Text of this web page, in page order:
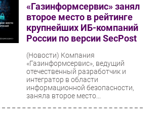
«Газинформсервис» занял
второе место в рейтинге
крупнейших ИБ-компаний
России по версии SecPost
(Новости) Компания
«Газинформсервис», ведущий
отечественный разработчик и
интегратор в области
информационной безопасности,
заняла второе место...